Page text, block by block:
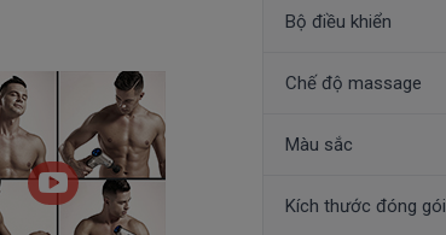
Bộ điều khiển
Chế độ massage
Màu sắc
Kích thước đóng gói